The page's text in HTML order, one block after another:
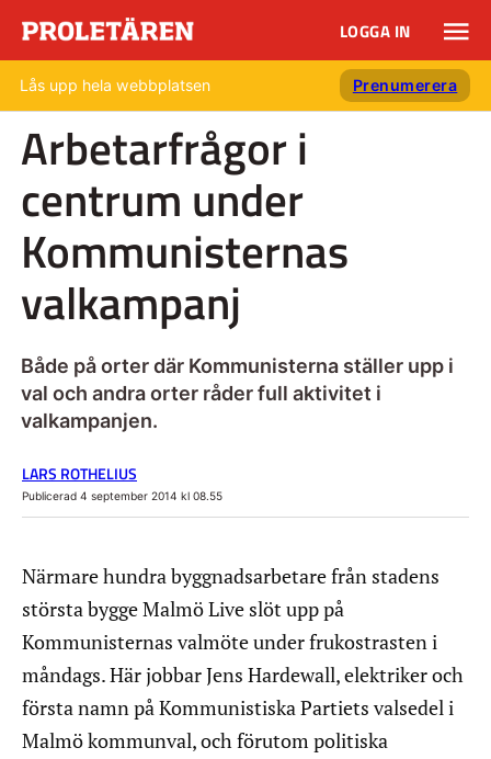
LOGGA IN
Lås upp hela webbplatsen Prenumerera
Arbetarfrågor i
centrum under
Kommunisternas
valkampanj
Både på orter där Kommunisterna ställer upp i
val och andra orter råder full aktivitet i
valkampanjen.
LARS ROTHELIUS
Publicerad 4 september 2014 kl 08.55
Närmare hundra byggnadsarbetare från stadens
största bygge Malmö Live slöt upp på
Kommunisternas valmöte under frukostrasten i
måndags. Här jobbar Jens Hardewall, elektriker och
första namn på Kommunistiska Partiets valsedel i
Malmö kommunval, och förutom politiska